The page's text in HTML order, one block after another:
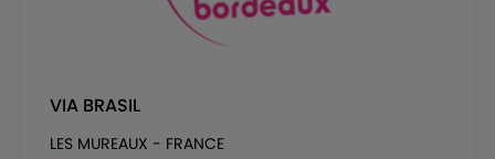
VIA BRASIL
LES MUREAUX - FRANCE